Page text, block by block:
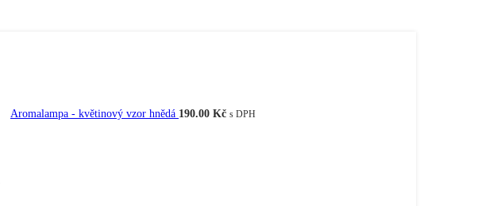
Aromalampa - květinový vzor hnědá 190.00 Kč s DPH